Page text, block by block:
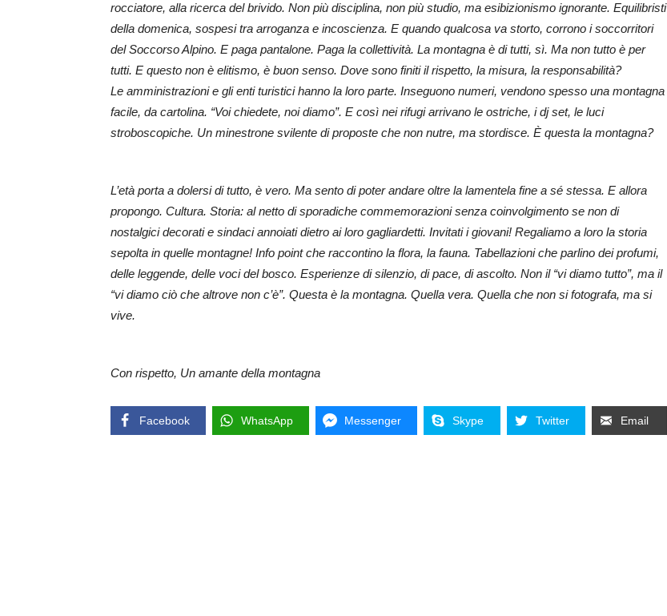
rocciatore, alla ricerca del brivido. Non più disciplina, non più studio, ma esibizionismo ignorante. Equilibristi
della domenica, sospesi tra arroganza e incoscienza. E quando qualcosa va storto, corrono i soccorritori
del Soccorso Alpino. E paga pantalone. Paga la collettività. La montagna è di tutti, sì. Ma non tutto è per
tutti. E questo non è elitismo, è buon senso. Dove sono finiti il rispetto, la misura, la responsabilità?
Le amministrazioni e gli enti turistici hanno la loro parte. Inseguono numeri, vendono spesso una montagna
facile, da cartolina. “Voi chiedete, noi diamo”. E così nei rifugi arrivano le ostriche, i dj set, le luci
stroboscopiche. Un minestrone svilente di proposte che non nutre, ma stordisce. È questa la montagna?
L’età porta a dolersi di tutto, è vero. Ma sento di poter andare oltre la lamentela fine a sé stessa. E allora
propongo. Cultura. Storia: al netto di sporadiche commemorazioni senza coinvolgimento se non di
nostalgici decorati e sindaci annoiati dietro ai loro gagliardetti. Invitati i giovani! Regaliamo a loro la storia
sepolta in quelle montagne! Info point che raccontino la flora, la fauna. Tabellazioni che parlino dei profumi,
delle leggende, delle voci del bosco. Esperienze di silenzio, di pace, di ascolto. Non il “vi diamo tutto”, ma il
“vi diamo ciò che altrove non c’è”. Questa è la montagna. Quella vera. Quella che non si fotografa, ma si
vive.
Con rispetto, Un amante della montagna
Facebook WhatsApp Messenger Skype Twitter Email